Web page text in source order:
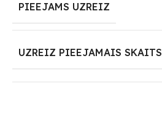
PIEEJAMS UZREIZ
UZREIZ PIEEJAMAIS SKAITS